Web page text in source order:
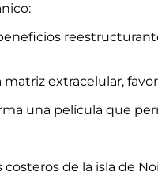
extracelular,
una película que
de la isla de